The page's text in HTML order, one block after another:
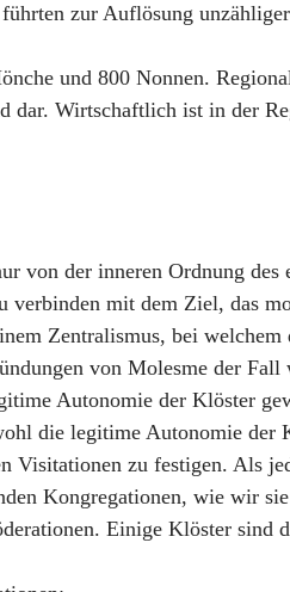
zur Auflösung
und 800 Nonnen.
dar. Wirtschaftlich ist in der
von der inneren Ordnung
verbinden mit dem Ziel, das
Zentralismus, bei
von Molesme der
Autonomie der Klöster
die legitime Autonomie der
Visitationen zu festigen. Als
Kongregationen, wie wir
Einige Klöster sind